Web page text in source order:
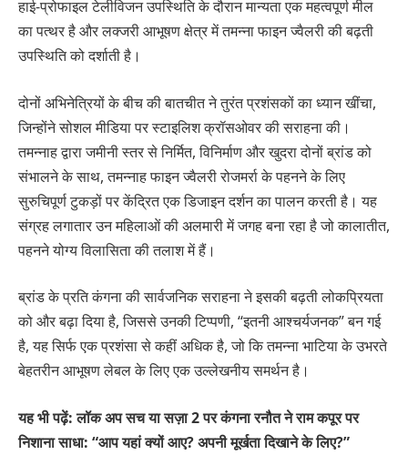
हाई-प्रोफाइल टेलीविजन उपस्थिति के दौरान मान्यता एक महत्वपूर्ण मील
का पत्थर है और लक्जरी आभूषण क्षेत्र में तमन्ना फाइन ज्वैलरी की बढ़ती
उपस्थिति को दर्शाती है।
दोनों अभिनेत्रियों के बीच की बातचीत ने तुरंत प्रशंसकों का ध्यान खींचा,
जिन्होंने सोशल मीडिया पर स्टाइलिश क्रॉसओवर की सराहना की।
तमन्नाह द्वारा जमीनी स्तर से निर्मित, विनिर्माण और खुदरा दोनों ब्रांड को
संभालने के साथ, तमन्नाह फाइन ज्वैलरी रोजमर्रा के पहनने के लिए
सुरुचिपूर्ण टुकड़ों पर केंद्रित एक डिजाइन दर्शन का पालन करती है। यह
संग्रह लगातार उन महिलाओं की अलमारी में जगह बना रहा है जो कालातीत,
पहनने योग्य विलासिता की तलाश में हैं।
ब्रांड के प्रति कंगना की सार्वजनिक सराहना ने इसकी बढ़ती लोकप्रियता
को और बढ़ा दिया है, जिससे उनकी टिप्पणी, “इतनी आश्चर्यजनक” बन गई
है, यह सिर्फ एक प्रशंसा से कहीं अधिक है, जो कि तमन्ना भाटिया के उभरते
बेहतरीन आभूषण लेबल के लिए एक उल्लेखनीय समर्थन है।
यह भी पढ़ें: लॉक अप सच या सज़ा 2 पर कंगना रनौत ने राम कपूर पर
निशाना साधा: “आप यहां क्यों आए? अपनी मूर्खता दिखाने के लिए?”